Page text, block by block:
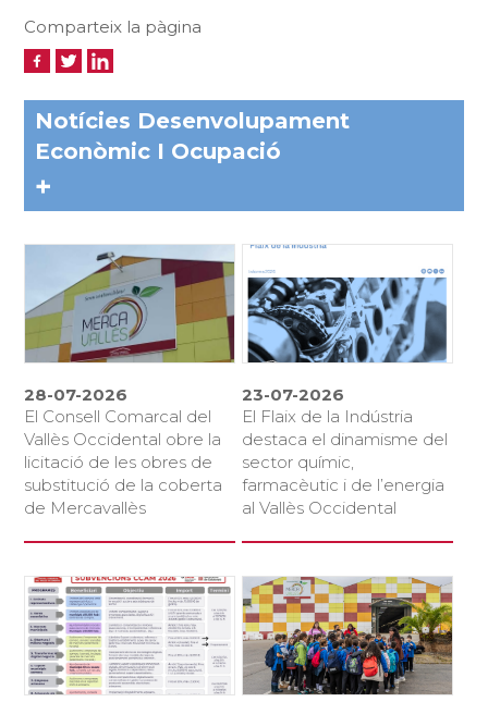
Comparteix la pàgina
Notícies Desenvolupament
Econòmic I Ocupació
+
28-07-2026
El Consell Comarcal del
Vallès Occidental obre la
licitació de les obres de
substitució de la coberta
de Mercavallès
23-07-2026
El Flaix de la Indústria
destaca el dinamisme del
sector químic,
farmacèutic i de l’energia
al Vallès Occidental